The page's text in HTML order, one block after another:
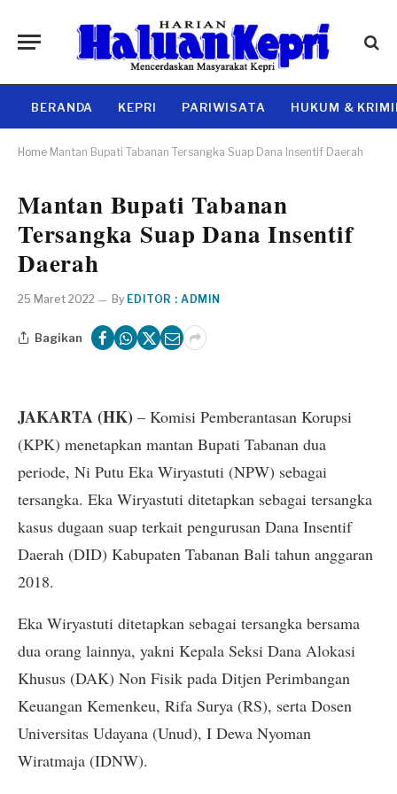
BERANDA KEPRI PARIWISATA HUKUM &
Home Mantan Bupati Tabanan Tersangka Suap Dana Insentif Daerah
Mantan Bupati Tabanan
Tersangka Suap Dana Insentif
Daerah
25 Maret 2022 By EDITOR : ADMIN
Bagikan
JAKARTA (HK) – Komisi Pemberantasan Korupsi
(KPK) menetapkan mantan Bupati Tabanan dua
periode, Ni Putu Eka Wiryastuti (NPW) sebagai
tersangka. Eka Wiryastuti ditetapkan sebagai tersangka
kasus dugaan suap terkait pengurusan Dana Insentif
Daerah (DID) Kabupaten Tabanan Bali tahun anggaran
2018.
Eka Wiryastuti ditetapkan sebagai tersangka bersama
dua orang lainnya, yakni Kepala Seksi Dana Alokasi
Khusus (DAK) Non Fisik pada Ditjen Perimbangan
Keuangan Kemenkeu, Rifa Surya (RS), serta Dosen
Universitas Udayana (Unud), I Dewa Nyoman
Wiratmaja (IDNW).